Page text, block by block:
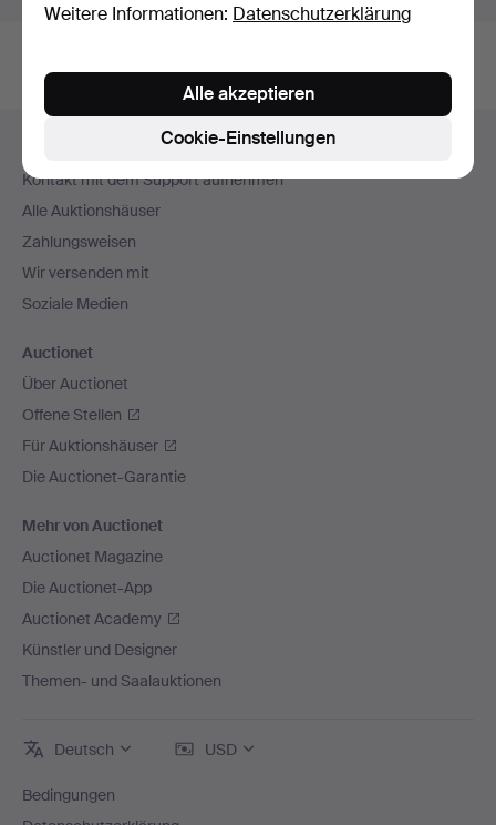
Fußzeilen-
Navigation
Kontakt mit dem Support aufnehmen
Alle Auktionshäuser
Zahlungsweisen
Wir versenden mit
Soziale Medien
Auctionet
Über Auctionet
Offene Stellen
Für Auktionshäuser
Die Auctionet-Garantie
Mehr von Auctionet
Auctionet Magazine
Die Auctionet-App
Auctionet Academy
Künstler und Designer
Themen- und Saalauktionen
Deutsch USD
Bedingungen
Weitere Informationen: Datenschutzerklärung
Cookie-Einstellungen
Alle akzeptieren